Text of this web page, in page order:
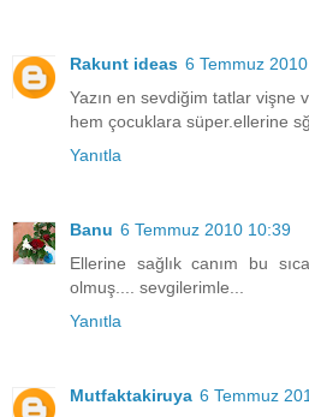
Rakunt ideas 6 Temmuz
Yazın en sevdiğim tatlar vişne
hem çocuklara süper.ellerine
Yanıtla
Banu 6 Temmuz 2010 10:39
Ellerine sağlık canım bu
olmuş.... sevgilerimle...
Yanıtla
Mutfaktakiruya 6 Temmuz